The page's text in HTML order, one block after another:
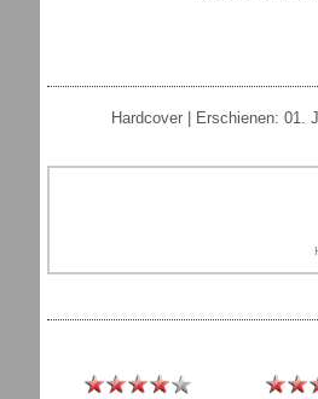
Hardcover | Erschienen: 01.